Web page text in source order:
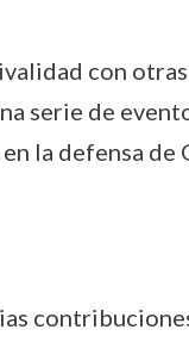
con
serie de
la defensa